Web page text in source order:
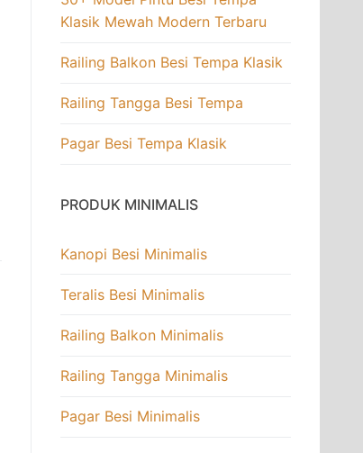
Klasik Mewah Modern Terbaru
Railing Balkon Besi Tempa Klasik
Railing Tangga Besi Tempa
Pagar Besi Tempa Klasik
PRODUK MINIMALIS
Kanopi Besi Minimalis
Teralis Besi Minimalis
Railing Balkon Minimalis
Railing Tangga Minimalis
Pagar Besi Minimalis